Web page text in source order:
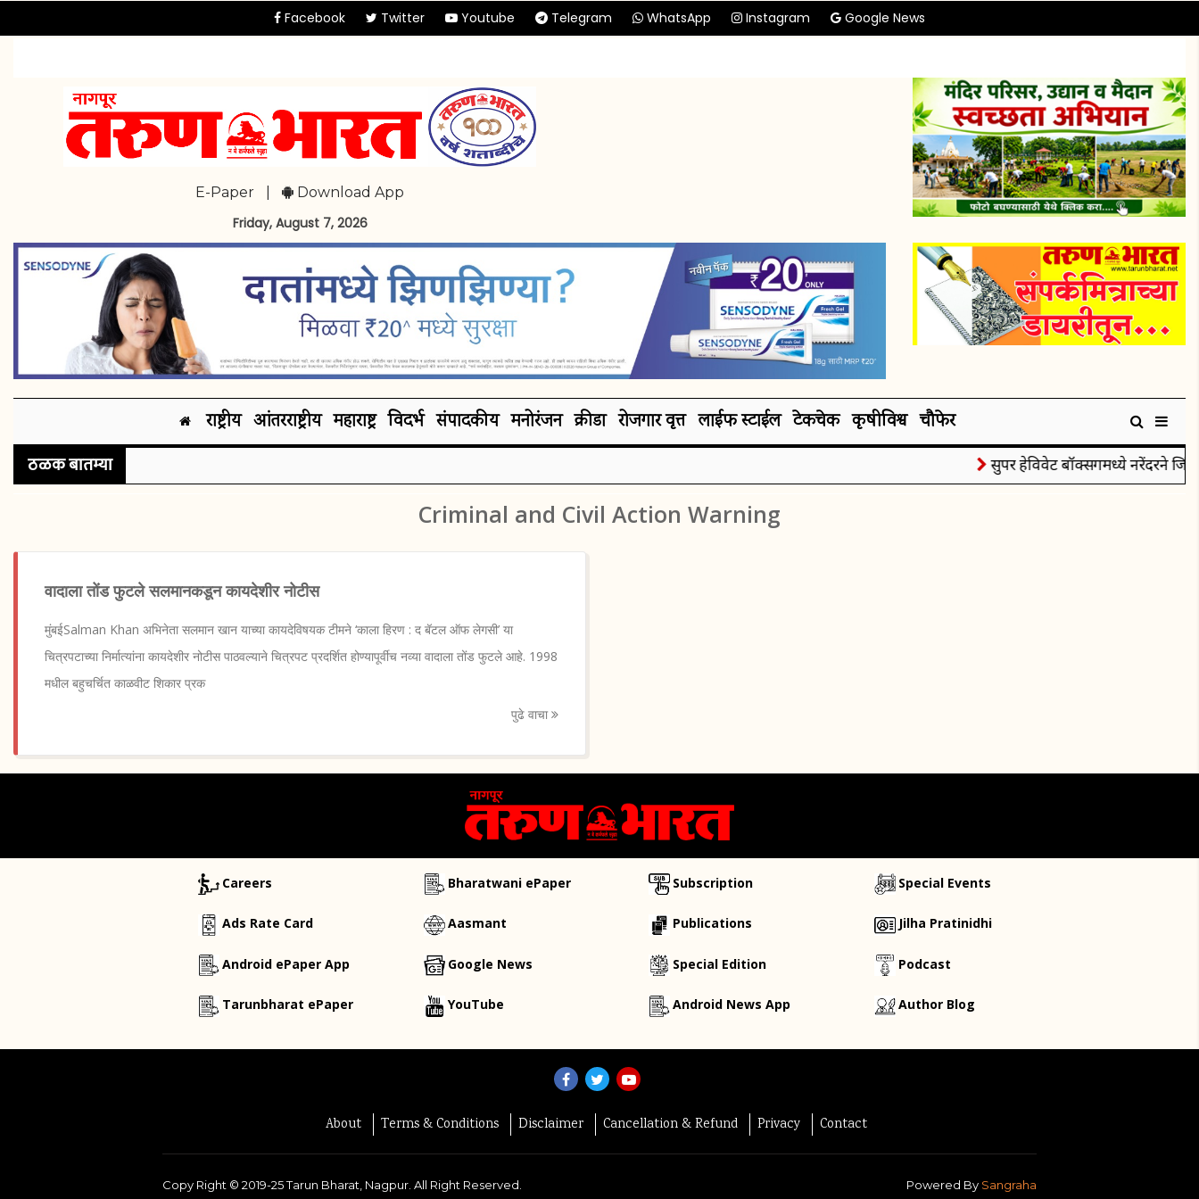
Facebook Twitter Youtube Telegram WhatsApp Instagram Google News
E-Paper Download App
Friday, August 7, 2026
राष्ट्रीय आंतरराष्ट्रीय महाराष्ट्र विदर्भ संपादकीय मनोरंजन क्रीडा रोजगार वृत्त लाईफ स्टाईल टेकचेक कृषीविश्व चौफेर
ठळक बातम्या सुपर हेविवेट बॉक्सिंगमध्ये नरेंदरने जिंकले
Criminal and Civil Action Warning
वादाला तोंड फुटले सलमानकडून कायदेशीर नोटीस
मुंबईSalman Khan अभिनेता सलमान खान याच्या कायदेविषयक टीमने ‘काला हिरण : द बॅटल ऑफ लेगसी’ या
चित्रपटाच्या निर्मात्यांना कायदेशीर नोटीस पाठवल्याने चित्रपट प्रदर्शित होण्यापूर्वीच नव्या वादाला तोंड फुटले आहे. 1998
मधील बहुचर्चित काळवीट शिकार प्रक
पुढे वाचा
Careers
Ads Rate Card
Android ePaper App
Tarunbharat ePaper
Bharatwani ePaper
Aasmant
Google News
YouTube
Subscription
Publications
Special Edition
Android News App
Special Events
Jilha Pratinidhi
Podcast
Author Blog
About Terms & Conditions Disclaimer Cancellation & Refund Privacy Contact
Copy Right © 2019-25Tarun Bharat, Nagpur. All Right Reserved. Powered By Sangraha